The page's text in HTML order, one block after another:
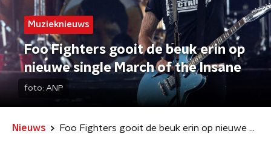
Muzieknieuws
Foo Fighters gooit de beuk erin op
nieuwe single March of the Insane
foto: ANP
Nieuws Foo Fighters gooit de beuk erin op nieuwe single March of the Insane